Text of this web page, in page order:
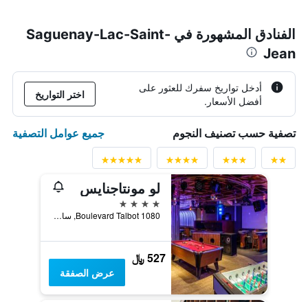
الفنادق المشهورة في Saguenay-Lac-Saint-
Jean
أدخل تواريخ سفرك للعثور على
أفضل الأسعار.
اختر التواريخ
تصفية حسب تصنيف النجوم جميع عوامل التصفية
لو مونتاجنايس
4 نجوم
1080 Boulevard Talbot, ساغينيه, QC, كندا
527 ﷼
عرض الصفقة